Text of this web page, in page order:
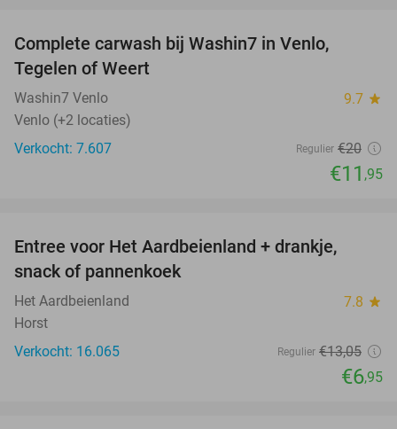
Complete carwash bij Washin7 in Venlo,
Tegelen of Weert
Washin7 Venlo 9.7 star
Venlo (+2 locaties)
Verkocht: 7.607
Regulier €20
€11 ,95
Entree voor Het Aardbeienland + drankje,
snack of pannenkoek
Het Aardbeienland 7.8 star
Horst
Verkocht: 16.065
Regulier €13,05
€6,95